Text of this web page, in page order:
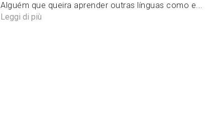
Alguém que queira aprender outras línguas como e...
Leggi di più